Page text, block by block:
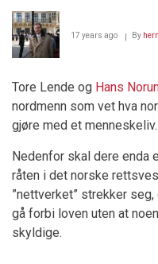
17 years ago By
Tore Lende og Hans
nordmenn som vet hva
gjøre med et menneskeliv.
Nedenfor skal dere enda
råten i det norske
”nettverket” strekker
gå forbi loven uten at
skyldige.